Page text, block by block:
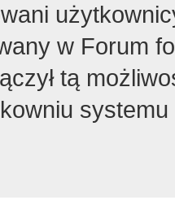
w Forum
tą